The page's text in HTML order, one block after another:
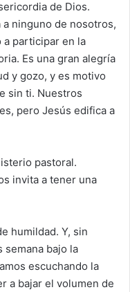
de Dios.
ninguno de nosotros,
a participar en la
Es una gran alegría
y gozo, y es motivo
sin ti. Nuestros
pero Jesús edifica a
pastoral.
invita a tener una
humildad. Y, sin
semana bajo la
escuchando la
a bajar el volumen de